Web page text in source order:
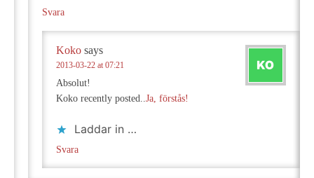
Svara
Koko says
2013-03-22 at 07:21
Absolut!
Koko recently posted..Ja, förstås!
Laddar in …
Svara